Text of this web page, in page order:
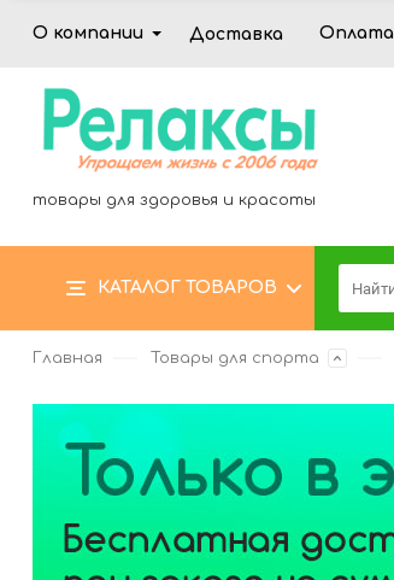
О компании Доставка Оплата
товары для здоровья и красоты
КАТАЛОГ ТОВАРОВ
Главная Товары для спорта